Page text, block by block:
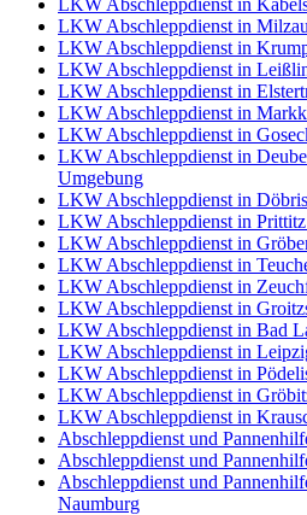
LKW Abschleppdienst in
LKW Abschleppdienst in
LKW Abschleppdienst in
LKW Abschleppdienst in
LKW Abschleppdienst in
LKW Abschleppdienst in
LKW Abschleppdienst in
LKW Abschleppdienst in
Umgebung
LKW Abschleppdienst in
LKW Abschleppdienst in
LKW Abschleppdienst in
LKW Abschleppdienst in
LKW Abschleppdienst in
LKW Abschleppdienst in
LKW Abschleppdienst in Bad
LKW Abschleppdienst in
LKW Abschleppdienst in
LKW Abschleppdienst in
LKW Abschleppdienst in
Abschleppdienst und
Abschleppdienst und
Abschleppdienst und
Naumburg